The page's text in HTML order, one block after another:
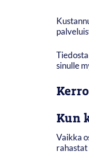
sinulle
Kun
Vaikka
rahastat